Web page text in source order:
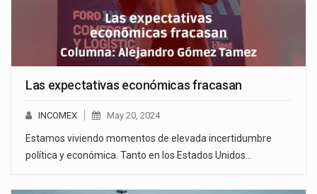
Las expectativas económicas fracasan
INCOMEX May 20, 2024
Estamos viviendo momentos de elevada incertidumbre
política y económica. Tanto en los Estados Unidos…